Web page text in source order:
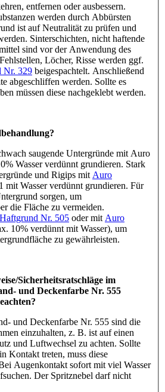
entfernen oder ausbessern.
werden durch Abbürsten
ist auf Neutralität zu prüfen und
Sinterschichten, nicht haftende
sind vor der Anwendung des
Löcher, Risse werden ggf.
Nr. 329 beigespachtelt. Anschließend
abgeschliffen werden. Sollte es
müssen diese nachgeklebt werden.
saugende Untergründe mit Auro
Wasser verdünnt grundieren. Stark
und Rigips mit Auro
mit Wasser verdünnt grundieren. Für
sorgen, um
die Fläche zu vermeiden.
Nr. 505 oder mit Auro
10% verdünnt mit Wasser), um
zu gewährleisten.
Sicherheitsratschläge im
und Deckenfarbe Nr. 555
und Deckenfarbe Nr. 555 sind die
einzuhalten, z. B. ist auf einen
und Luftwechsel zu achten. Sollte
Kontakt treten, muss diese
Augenkontakt sofort mit viel Wasser
Der Spritznebel darf nicht